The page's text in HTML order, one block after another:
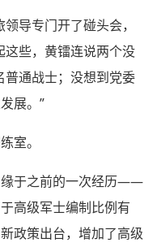
导专门开了碰头会，
这些，黄镭连说两个没
普通战士；没想到党委
展。”
室。
缘于之前的一次经历——
高级军士编制比例有
政策出台，增加了高级